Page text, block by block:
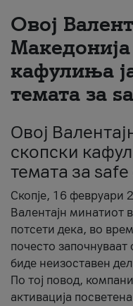
Овој
кафулиња
темата за
Овој
скопски
темата за
Скопје, 16 февруари
Валентајн минатиот
потсети дека, во
почесто започнуваат
биде неизоставен
По тој повод,
активација